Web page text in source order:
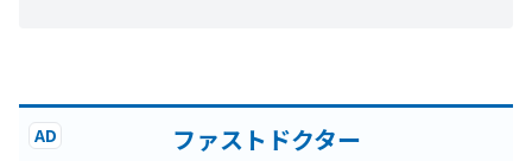
AD ファストドクター